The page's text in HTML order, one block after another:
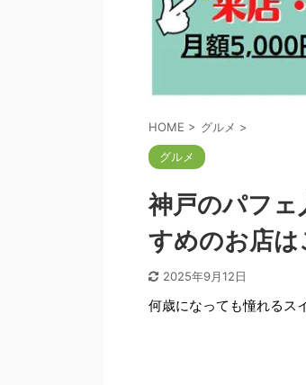
HOME > グルメ >
グルメ
神戸のパフ
すめのお店
2025年9月12日
何歳になっても憧れるス